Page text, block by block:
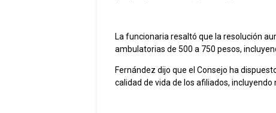
La funcionaria resaltó que la resolución
ambulatorias de 500 a 750 pesos,
Fernández dijo que el Consejo ha
calidad de vida de los afiliados, incluyendo